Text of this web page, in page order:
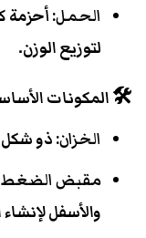
الحمل:أحزمة
لتوزيع الوزن.
🛠️ المكونات
الخزان:ذو شكل
مقبض
والأسفل